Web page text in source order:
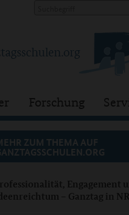
Forschung
ZUM THEMA AUF
Engagement
– Ganztag in